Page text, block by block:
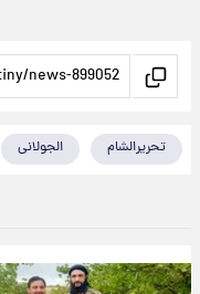
تحریرالشام الجولانی